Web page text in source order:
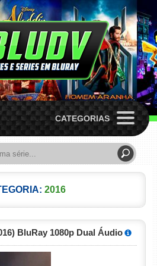
CATEGORIAS
2016
BluRay 1080p Dual Áudio